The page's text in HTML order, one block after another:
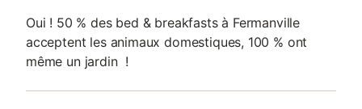
Oui ! 50 % des bed & breakfasts à Fermanville
acceptent les animaux domestiques, 100 % ont
même un jardin !